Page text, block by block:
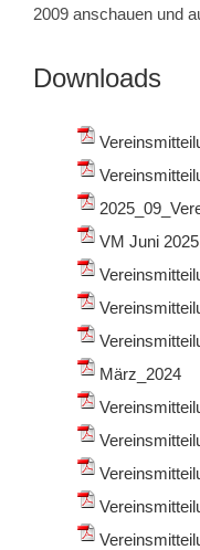
2009 anschauen und
Downloads
VM Juni 2025
März_2024